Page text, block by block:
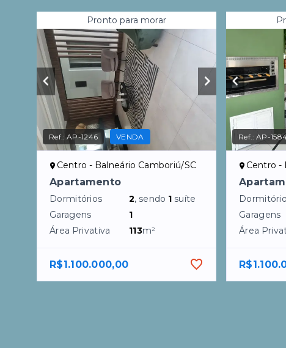
Pronto para morar
Ref.:AP-1246 VENDA
Centro - Balneário Camboriú/SC
Apartamento
Dormitórios 2, sendo 1 suíte
Garagens
1
Área Privativa
113m²
R$1.100.000,00
Ref.:AP-
Centro -
Garagens
Área